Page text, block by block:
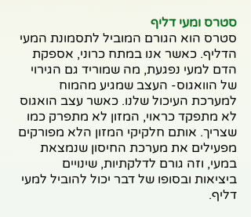
סטרס ומעי דליף
סטרס הוא הגורם המוביל לתסמונת המעי
הדליף. כאשר אנו במתח כרוני, אספקת
הדם למעי נפגעת, מה שמוריד גם הגירוי
של הוואגוס- העצב שמגיע מהמוח
למערכת העיכול שלנו. כאשר עצב הואגוס
לא מתפקד כראוי, המזון לא מתפרק כמו
שצריך. אותם חלקיקי המזון הלא מפורקים
מפעילים את מערכת החיסון שנמצאת
במעי, וזה גורם לדלקתיות, שינויים
ביציאות ובסופו של דבר יכול להוביל למעי
דליף.